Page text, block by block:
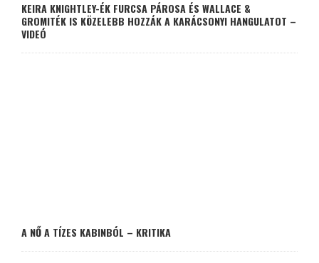
KEIRA KNIGHTLEY-ÉK FURCSA PÁROSA ÉS WALLACE &
GROMITÉK IS KÖZELEBB HOZZÁK A KARÁCSONYI HANGULATOT –
VIDEÓ
A NŐ A TÍZES KABINBÓL – KRITIKA